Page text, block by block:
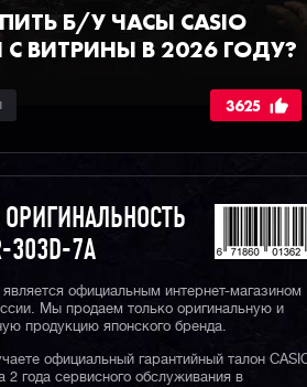
Б/У ЧАСЫ CASIO
ВИТРИНЫ В 2026 ГОДУ?
3625
ОРИГИНАЛЬНОСТЬ
303D-7A
является официальным интернет-магазином
Мы продаем только оригинальную и
продукцию японского бренда.
официальный гарантийный талон
2 года сервисного обслуживания в